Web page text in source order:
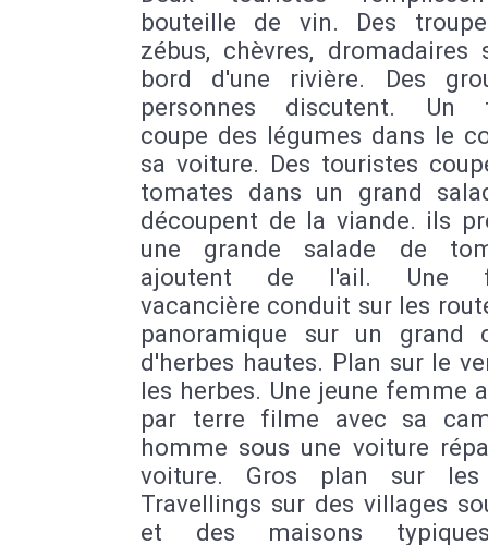
bouteille de vin. Des
zébus, chèvres, dromadaires
bord d'une rivière. Des
personnes discutent. Un
coupe des légumes dans le
sa voiture. Des touristes
tomates dans un grand
découpent de la viande. ils
une grande salade de
ajoutent de l'ail. Une
vacancière conduit sur les
panoramique sur un grand
d'herbes hautes. Plan sur le
les herbes. Une jeune femme
par terre filme avec sa
homme sous une voiture
voiture. Gros plan sur les
Travellings sur des villages
et des maisons